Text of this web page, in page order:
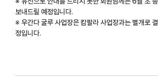
보내드릴 예정입니다.
※ 우간다 굴루 사업장은 캄팔라 사업장과는 별개로
정입니다.